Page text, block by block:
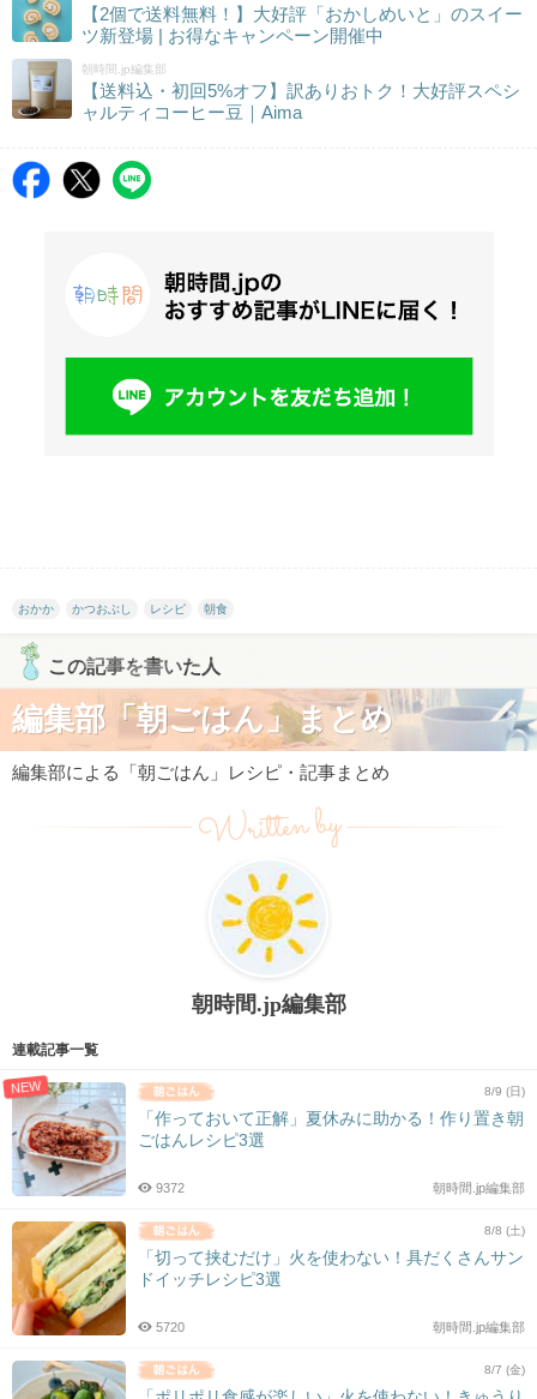
【2個で送料無料！】大好評「おかしめいと」のスイー
ツ新登場 | お得なキャンペーン開催中
朝時間.jp編集部
【送料込・初回5%オフ】訳ありおトク！大好評スペシ
ャルティコーヒー豆｜Aima
おかか かつおぶし レシピ 朝食
この記事を書いた人
編集部「朝ごはん」まとめ
編集部による「朝ごはん」レシピ・記事まとめ
Written by
朝時間.jp編集部
連載記事一覧
NEW 8/9 (日)
「作っておいて正解」夏休みに助かる！作り置き朝
ごはんレシピ3選
朝時間.jp編集部
9372
8/8 (土)
「切って挟むだけ」火を使わない！具だくさんサン
ドイッチレシピ3選
朝時間.jp編集部
5720
8/7 (金)